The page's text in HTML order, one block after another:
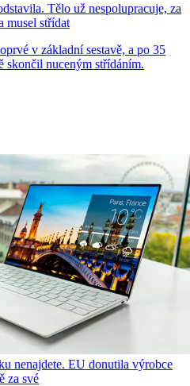
Tělo už nespolupracuje, za
musel střídat
v základní sestavě, a po 35
skončil nuceným střídáním.
nenajdete. EU donutila výrobce
za své